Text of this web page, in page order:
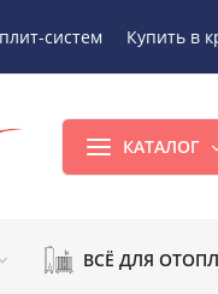
систем Купить в
КАТАЛОГ
ВСЁ ДЛЯ